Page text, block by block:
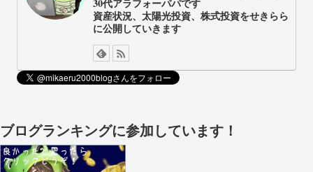
資産状況、太陽光投資、株式投資をせきらら
に公開していきます
ブログランキングに参加しています！